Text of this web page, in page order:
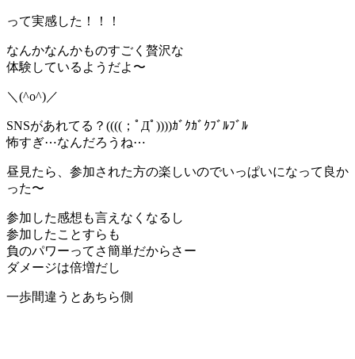
って実感した！！！
なんかなんかものすごく贅沢な
体験しているようだよ〜
＼(^o^)／
SNSがあれてる？((((；ﾟДﾟ))))ｶﾞｸｶﾞｸﾌﾞﾙﾌﾞﾙ
怖すぎ⋯なんだろうね⋯
昼見たら、参加された方の楽しいのでいっぱいになって良か
った〜
参加した感想も言えなくなるし
参加したことすらも
負のパワーってさ簡単だからさー
ダメージは倍増だし
一歩間違うとあちら側